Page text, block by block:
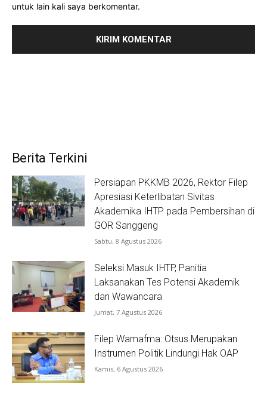
untuk lain kali saya berkomentar.
Berita Terkini
Persiapan PKKMB 2026, Rektor Filep
Apresiasi Keterlibatan Sivitas
Akademika IHTP pada Pembersihan di
GOR Sanggeng
Sabtu, 8 Agustus 2026
Seleksi Masuk IHTP, Panitia
Laksanakan Tes Potensi Akademik
dan Wawancara
Jumat, 7 Agustus 2026
Filep Wamafma: Otsus Merupakan
Instrumen Politik Lindungi Hak OAP
Kamis, 6 Agustus 2026